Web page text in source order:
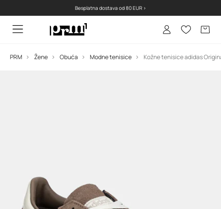
Besplatna dostava od 80 EUR >
PRM Žene Obuća Modne tenisice